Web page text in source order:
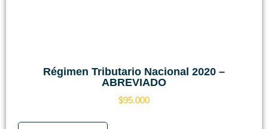
Régimen Tributario Nacional 2020 –
ABREVIADO
$95.000